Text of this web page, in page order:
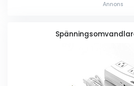
Annons